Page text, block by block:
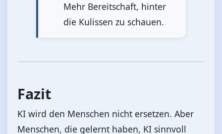
Mehr Bereitschaft, hinter
die Kulissen zu schauen.
Fazit
KI wird den Menschen nicht ersetzen. Aber
Menschen, die gelernt haben, KI sinnvoll